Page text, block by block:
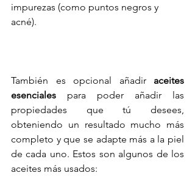
impurezas (como puntos negros y
acné).
También es opcional añadir aceites
esenciales para poder añadir las
propiedades que tú desees,
obteniendo un resultado mucho más
completo y que se adapte más a la piel
de cada uno. Estos son algunos de los
aceites más usados: